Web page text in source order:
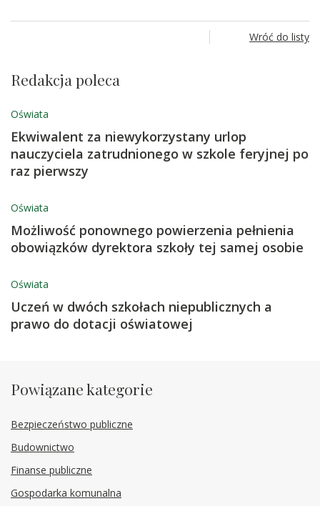
Wróć do listy
Redakcja poleca
Oświata
Ekwiwalent za niewykorzystany urlop
nauczyciela zatrudnionego w szkole feryjnej po
raz pierwszy
Oświata
Możliwość ponownego powierzenia pełnienia
obowiązków dyrektora szkoły tej samej osobie
Oświata
Uczeń w dwóch szkołach niepublicznych a
prawo do dotacji oświatowej
Powiązane kategorie
Bezpieczeństwo publiczne
Budownictwo
Finanse publiczne
Gospodarka komunalna